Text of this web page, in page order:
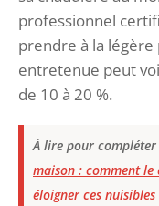
professionnel
prendre à la légère
entretenue peut
de 10 à 20 %.
À lire pour compléter
maison : comment
éloigner ces nuisibles